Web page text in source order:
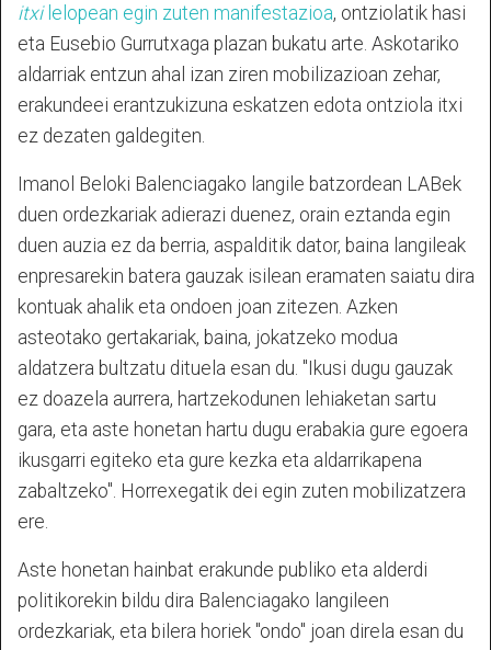
itxilelopean egin zuten manifestazioa, ontziolatik hasi
eta Eusebio Gurrutxaga plazan bukatu arte. Askotariko
aldarriak entzun ahal izan ziren mobilizazioan zehar,
erakundeei erantzukizuna eskatzen edota ontziola itxi
ez dezaten galdegiten.
Imanol Beloki Balenciagako langile batzordean LABek
duen ordezkariak adierazi duenez, orain eztanda egin
duen auzia ez da berria, aspalditik dator, baina langileak
enpresarekin batera gauzak isilean eramaten saiatu dira
kontuak ahalik eta ondoen joan zitezen. Azken
asteotako gertakariak, baina, jokatzeko modua
aldatzera bultzatu dituela esan du. "Ikusi dugu gauzak
ez doazela aurrera, hartzekodunen lehiaketan sartu
gara, eta aste honetan hartu dugu erabakia gure egoera
ikusgarri egiteko eta gure kezka eta aldarrikapena
zabaltzeko". Horrexegatik dei egin zuten mobilizatzera
ere.
Aste honetan hainbat erakunde publiko eta alderdi
politikorekin bildu dira Balenciagako langileen
ordezkariak, eta bilera horiek "ondo" joan direla esan du